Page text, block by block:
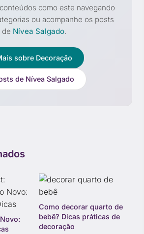
como este navegando
ou acompanhe os posts
de Nívea Salgado.
sobre Decoração
de Nívea Salgado
Como decorar quarto de
bebê? Dicas práticas de
decoração